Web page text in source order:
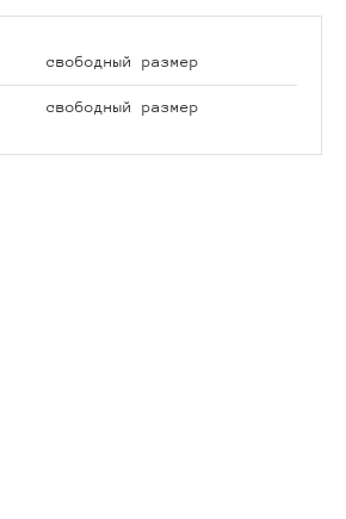
свободный размер
свободный размер